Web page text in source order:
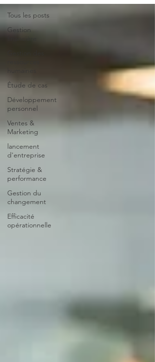
Tous les posts
Gestion
Étude de cas
Développement
personnel
Ventes &
Marketing
lancement
d'entreprise
Stratégie &
performance
Gestion du
changement
Efficacité
opérationnelle